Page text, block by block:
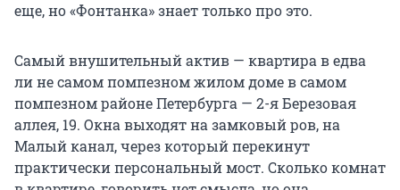
еще, но «Фонтанка» знает только про это.
Самый внушительный актив — квартира в едва
ли не самом помпезном жилом доме в самом
помпезном районе Петербурга — 2-я Березовая
аллея, 19. Окна выходят на замковый ров, на
Малый канал, через который перекинут
практически персональный мост. Сколько комнат